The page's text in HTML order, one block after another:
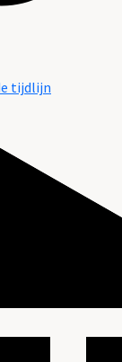
tijdlijn